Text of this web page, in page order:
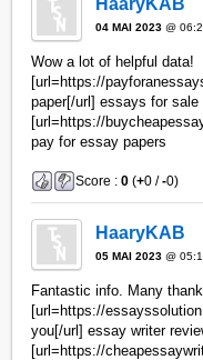
HaaryKAB
04 MAI 2023 @
Wow a lot of helpful data!
[url=https://
paper[/url] essays for sale
[url=https://
pay for essay papers
Score :0 (+0 /-0)
HaaryKAB
05 MAI 2023 @
Fantastic info. Many
[url=https://
you[/url] essay writer
[url=https://